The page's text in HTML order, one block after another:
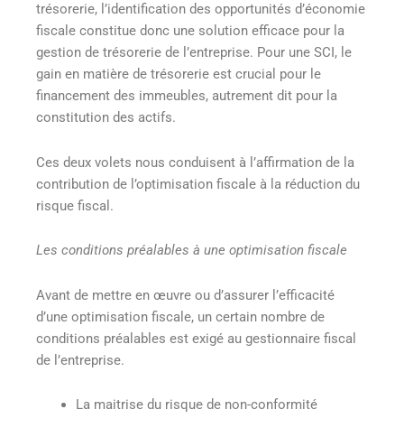
trésorerie, l’identification des opportunités d’économie
fiscale constitue donc une solution efficace pour la
gestion de trésorerie de l’entreprise. Pour une SCI, le
gain en matière de trésorerie est crucial pour le
financement des immeubles, autrement dit pour la
constitution des actifs.
Ces deux volets nous conduisent à l’affirmation de la
contribution de l’optimisation fiscale à la réduction du
risque fiscal.
Les conditions préalables à une optimisation fiscale
Avant de mettre en œuvre ou d’assurer l’efficacité
d’une optimisation fiscale, un certain nombre de
conditions préalables est exigé au gestionnaire fiscal
de l’entreprise.
La maitrise du risque de non-conformité